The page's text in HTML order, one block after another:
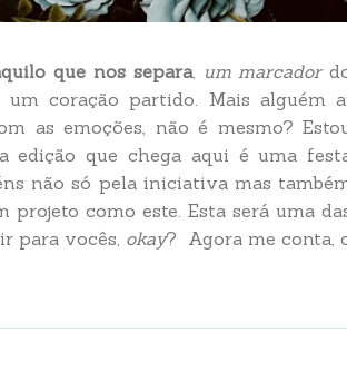
que nos separa, um marcador
um coração partido. Mais alguém
as emoções, não é mesmo?
edição que chega aqui é uma
não só pela iniciativa mas
como este. Esta será uma
para vocês, okay? Agora me conta,